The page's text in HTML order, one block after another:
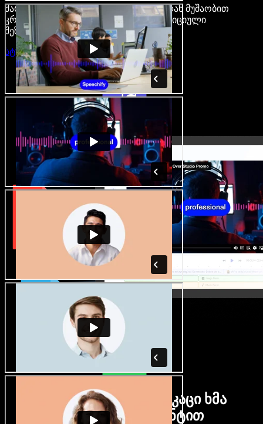
მარტივი ინტერფეისით და ბრაუზერიდან მუშაობით
კრეატორები თავისუფლდებიან ტრადიციული
შეზღუდვებისგან.
სტუდიის გახსნა
ბევრი ქალი და მამაკაცი ხმა
ნებისმიერი აქცენტით